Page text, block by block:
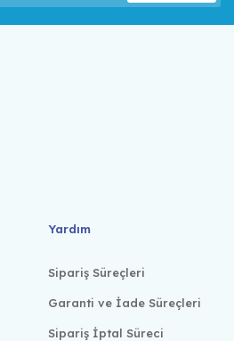
Yardım
Sipariş Süreçleri
Garanti ve İade Süreçleri
Sipariş İptal Süreci